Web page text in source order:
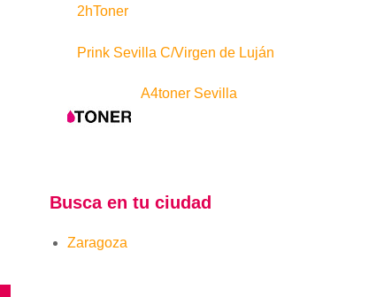
2hToner
Prink Sevilla C/Virgen de Luján
A4toner Sevilla
Busca en tu ciudad
Zaragoza